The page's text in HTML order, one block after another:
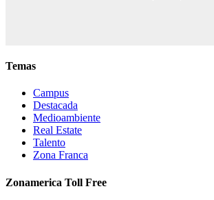
Temas
Campus
Destacada
Medioambiente
Real Estate
Talento
Zona Franca
Zonamerica Toll Free